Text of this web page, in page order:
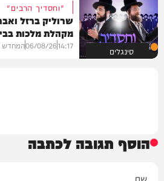
סינגלים
"וחסדיך הרבים"
שרוליק ברזל
מקהלת מלכות
14:17
06/08/26המחדש
הוסף תגובה לכתבה